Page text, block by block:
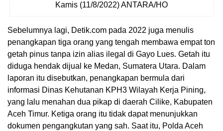
Kamis (11/8/2022) ANTARA/HO
Sebelumnya lagi, Detik.com pada 2022 juga menulis
penangkapan tiga orang yang tengah membawa empat ton
getah pinus tanpa izin alias ilegal di Gayo Lues. Getah itu
diduga hendak dijual ke Medan, Sumatera Utara. Dalam
laporan itu disebutkan, penangkapan bermula dari
informasi Dinas Kehutanan KPH3 Wilayah Kerja Pining,
yang lalu menahan dua pikap di daerah Cilike, Kabupaten
Aceh Timur. Ketiga orang itu tidak dapat menunjukkan
dokumen pengangkutan yang sah. Saat itu, Polda Aceh